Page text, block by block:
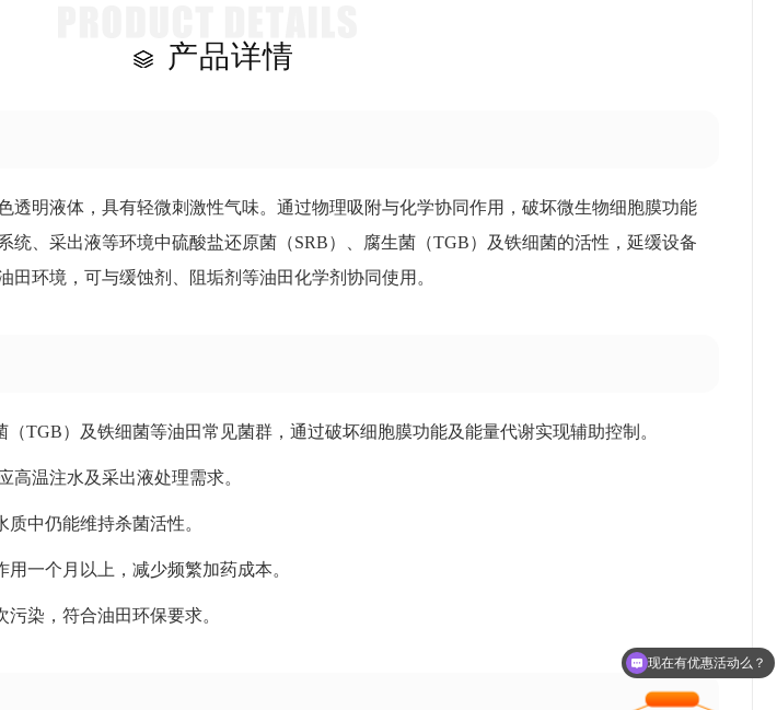
产品详情
透明液体，具有轻微刺激性气味。通过物理吸附与化学协同作用，破坏微生物细胞膜功能
统、采出液等环境中硫酸盐还原菌（SRB）、腐生菌（TGB）及铁细菌的活性，延缓设备
田环境，可与缓蚀剂、阻垢剂等油田化学剂协同使用。
TGB）及铁细菌等油田常见菌群，通过破坏细胞膜功能及能量代谢实现辅助控制。
高温注水及采出液处理需求。
中仍能维持杀菌活性。
一个月以上，减少频繁加药成本。
染，符合油田环保要求。
可以介绍下你们的产品么？